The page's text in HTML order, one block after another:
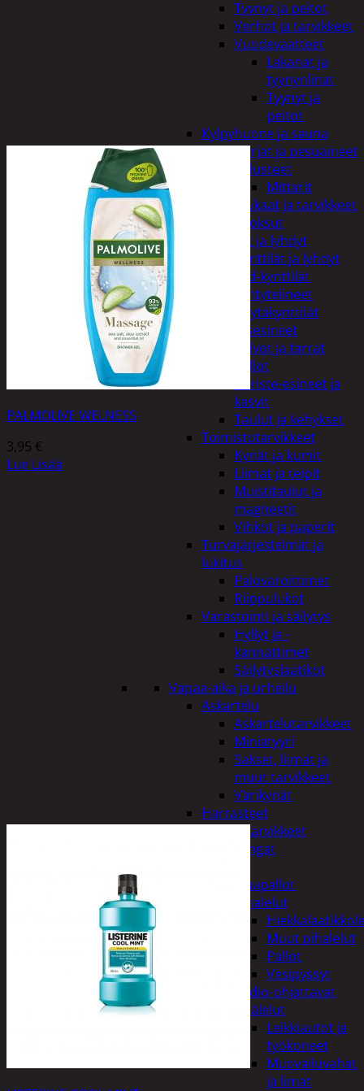
Tyynyt ja peitot
Verhot ja tarvikkeet
Vuodevaatteet
Lakanat ja
tyynynlinat
Tyynyt ja
peitot
Kylpyhuone ja sauna
Harjat ja pesuaineet
Kalusteet
Mittarit
Kiukaat ja tarvikkeet
Tuoksut
Kynttilät ja lyhdyt
Kynttilät ja lyhdyt
Led-kynttilät
Lyhtytelineet
Pöytäkynttilät
Sisustusesineet
Kalvot ja tarrat
Kellot
Koriste-esineet ja
kasvit
Taulut ja kehykset
Toimistotarvikkeet
Kynät ja kumit
Liimat ja teipit
Muistitaulut ja
magneetit
Vihkot ja paperit
Turvajärjestelmät ja
lukitus
Palovaroittimet
Riippulukot
Varastointi ja säilytys
Hyllyt ja -
kannattimet
Säilytyslaatikot
Vapaa-aika ja urheilu
Askartelu
Askartelutarvikkeet
Miniatyyri
Sakset, liimat ja
muut tarvikkeet
Värikynät
Harrasteet
Käsityötarvikkeet
Langat
Ilmapallot
Pihalelut
Muut pihalelut
Pallot
Vesipyssyt
Radio-ohjattavat
Sisälelut
Leikkiautot ja
työkoneet
Muovailuvahat
ja limat
PALMOLIVE WELNESS
3,95 €
Lue Lisää